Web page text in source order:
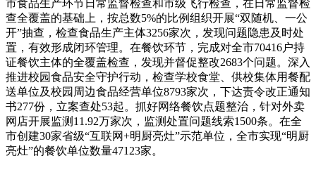
市食品生产环节日常监督检查和市级飞行检查，在日常监督检
查全覆盖的基础上，按总数5%的比例组织开展“双随机、一公
开”抽查，检查食品生产主体3256家次，发现问题隐患及时处
置，有效形成闭环管理。在餐饮环节，完成对全市70416户持
证餐饮主体的全覆盖检查，发现并督促整改2683个问题。深入
推进校园食品安全守护行动，检查学校食堂、供校集体用餐配
送单位及校园周边食品经营单位8793家次，下达责令改正通知
书277份，立案查处53起。抓好网络餐饮点题整治，针对外卖
网店开展监测11.92万家次，监测处置问题线索1500条。在全
市创建30家省级“互联网+明厨亮灶”示范单位，全市实现“明厨
亮灶”的餐饮单位数量47123家。